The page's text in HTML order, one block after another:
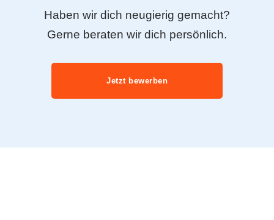
Haben wir dich neugierig gemacht?
Gerne beraten wir dich persönlich.
Jetzt bewerben